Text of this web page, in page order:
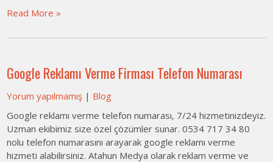
Read More »
Google Reklamı Verme Firması Telefon Numarası
Yorum yapılmamış | Blog
Google reklamı verme telefon numarası, 7/24 hizmetinizdeyiz.
Uzman ekibimiz size özel çözümler sunar. 0534 717 34 80
nolu telefon numarasını arayarak google reklamı verme
hizmeti alabilirsiniz. Atahun Medya olarak reklam verme ve